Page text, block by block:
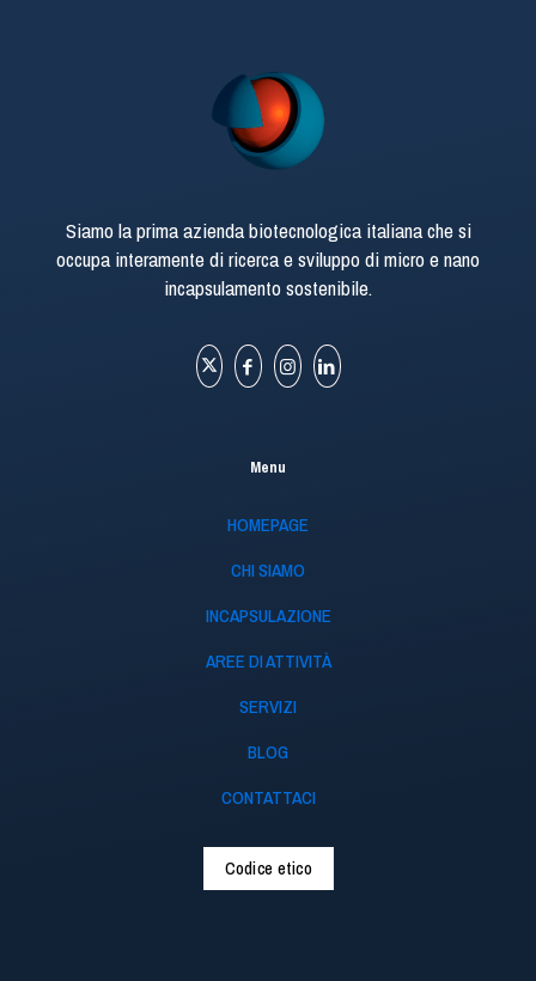
Siamo la prima azienda biotecnologica italiana che si
occupa interamente di ricerca e sviluppo di micro e nano
incapsulamento sostenibile.
Menu
HOMEPAGE
CHI SIAMO
INCAPSULAZIONE
AREE DI ATTIVITÀ
SERVIZI
BLOG
CONTATTACI
Codice etico